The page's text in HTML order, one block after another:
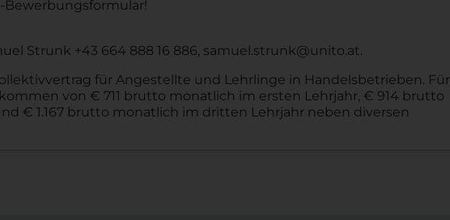
Strunk +43 664 888 16 886, samuel.strunk@unito.at.
für Angestellte und Lehrlinge in Handelsbetrieben. Für
von € 711 brutto monatlich im ersten Lehrjahr, € 914 brutto
€ 1.167 brutto monatlich im dritten Lehrjahr neben diversen